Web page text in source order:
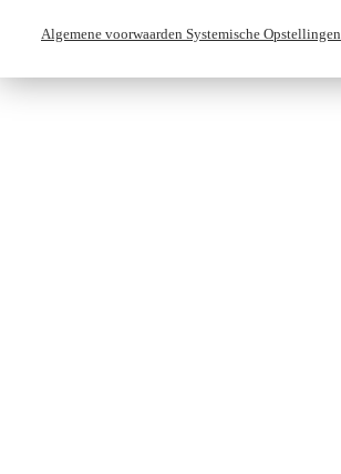
Algemene voorwaarden Systemische Opstellingen